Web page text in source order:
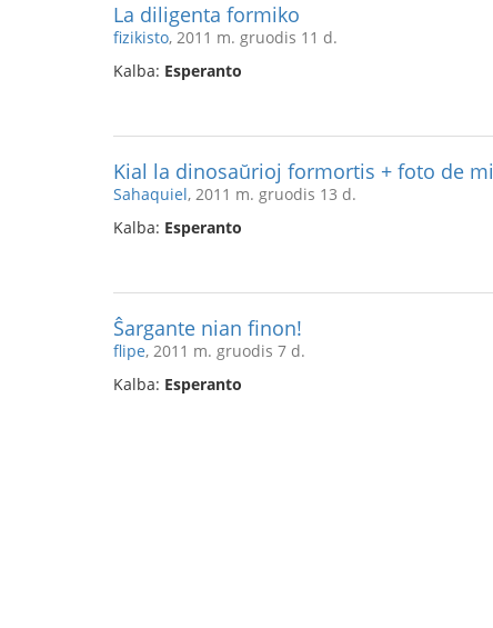
La diligenta formiko
fizikisto, 2011 m. gruodis 11 d.
Kalba: Esperanto
Kial la dinosaŭrioj formortis + foto de mi
Sahaquiel, 2011 m. gruodis 13 d.
Kalba: Esperanto
Ŝargante nian finon!
flipe, 2011 m. gruodis 7 d.
Kalba: Esperanto